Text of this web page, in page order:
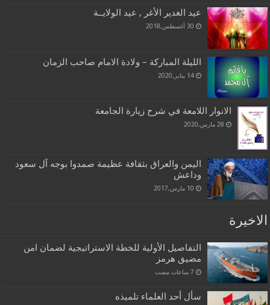
عيد الغدير الأغر , عيد الولايــة
30 أغسطس,2018
الليلة المباركة – ولادة الامام صاحب الزمان
14 يناير,2020
الانوار اللامعة في شرح زيارة الجامعة
28 مارس,2020
اليمن والعراق بثقافة عظيمة صمدوا بوجه آل سعود
وداعش
10 مارس,2017
الاخيرة
التفاصيل الأولية للخطة الاستراتيجية لضمان امن
مضيق هرمز
سأل أحد العلماء تلميذه